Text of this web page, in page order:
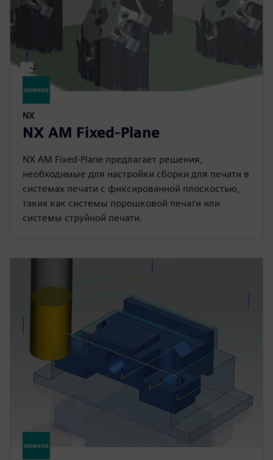
NX
NX AM Fixed-Plane
NX AM Fixed-Plane предлагает решения,
необходимые для настройки сборки для печати в
системах печати с фиксированной плоскостью,
таких как системы порошковой печати или
системы струйной печати.